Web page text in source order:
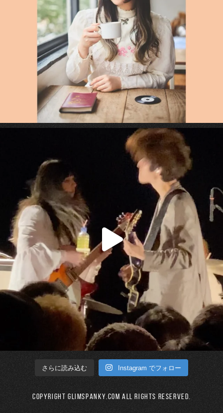
さらに読み込む Instagram でフォロー
Copyright GLIMSPANKY.COM All Rights Reserved.